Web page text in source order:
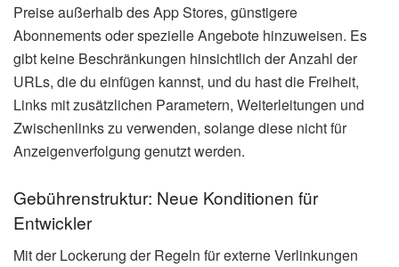
Preise außerhalb des App Stores, günstigere
Abonnements oder spezielle Angebote hinzuweisen. Es
gibt keine Beschränkungen hinsichtlich der Anzahl der
URLs, die du einfügen kannst, und du hast die Freiheit,
Links mit zusätzlichen Parametern, Weiterleitungen und
Zwischenlinks zu verwenden, solange diese nicht für
Anzeigenverfolgung genutzt werden.
Gebührenstruktur: Neue Konditionen für
Entwickler
Mit der Lockerung der Regeln für externe Verlinkungen